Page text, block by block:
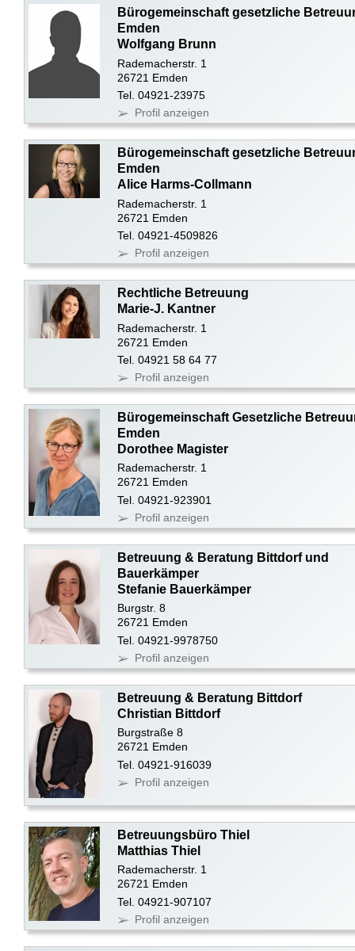
Bürogemeinschaft gesetzliche
Emden
Wolfgang Brunn
Rademacherstr. 1
26721 Emden
Tel. 04921-23975
Profil anzeigen
Bürogemeinschaft gesetzliche
Emden
Alice Harms-Collmann
Rademacherstr. 1
26721 Emden
Tel. 04921-4509826
Profil anzeigen
Rechtliche Betreuung
Marie-J. Kantner
Rademacherstr. 1
26721 Emden
Tel. 04921 58 64 77
Profil anzeigen
Bürogemeinschaft Gesetzliche
Emden
Dorothee Magister
Rademacherstr. 1
26721 Emden
Tel. 04921-923901
Profil anzeigen
Betreuung & Beratung Bittdorf und
Bauerkämper
Stefanie Bauerkämper
Burgstr. 8
26721 Emden
Tel. 04921-9978750
Profil anzeigen
Betreuung & Beratung Bittdorf
Christian Bittdorf
Burgstraße 8
26721 Emden
Tel. 04921-916039
Profil anzeigen
Betreuungsbüro Thiel
Matthias Thiel
Rademacherstr. 1
26721 Emden
Tel. 04921-907107
Profil anzeigen